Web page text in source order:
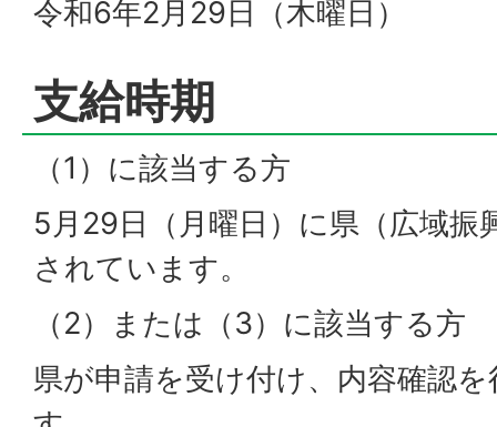
令和6年2月29日（木曜日）
支給時期
（1）に該当する方
5月29日（月曜日）に県（広域振
されています。
（2）または（3）に該当する方
県が申請を受け付け、内容確認